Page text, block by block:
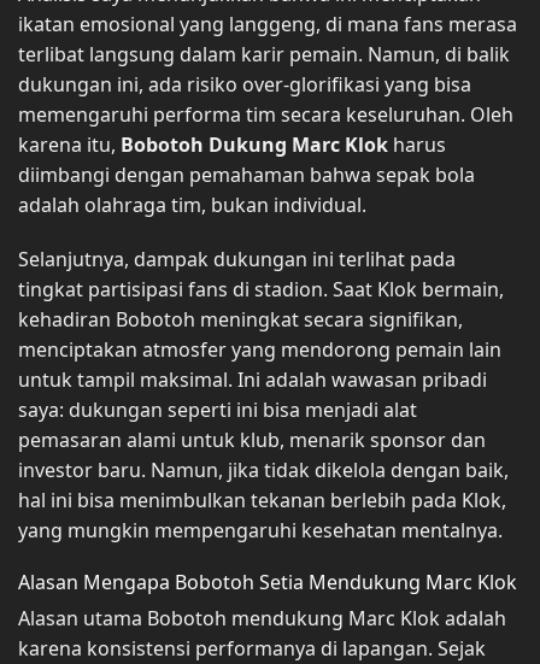
ikatan emosional yang langgeng, di mana fans merasa
terlibat langsung dalam karir pemain. Namun, di balik
dukungan ini, ada risiko over-glorifikasi yang bisa
memengaruhi performa tim secara keseluruhan. Oleh
karena itu, Bobotoh Dukung Marc Klok harus
diimbangi dengan pemahaman bahwa sepak bola
adalah olahraga tim, bukan individual.
Selanjutnya, dampak dukungan ini terlihat pada
tingkat partisipasi fans di stadion. Saat Klok bermain,
kehadiran Bobotoh meningkat secara signifikan,
menciptakan atmosfer yang mendorong pemain lain
untuk tampil maksimal. Ini adalah wawasan pribadi
saya: dukungan seperti ini bisa menjadi alat
pemasaran alami untuk klub, menarik sponsor dan
investor baru. Namun, jika tidak dikelola dengan baik,
hal ini bisa menimbulkan tekanan berlebih pada Klok,
yang mungkin mempengaruhi kesehatan mentalnya.
Alasan Mengapa Bobotoh Setia Mendukung Marc Klok
Alasan utama Bobotoh mendukung Marc Klok adalah
karena konsistensi performanya di lapangan. Sejak